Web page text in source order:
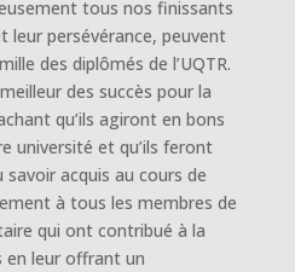
tous nos finissants
leur persévérance, peuvent
des diplômés de l’UQTR.
des succès pour la
qu’ils agiront en bons
université et qu’ils feront
acquis au cours de
à tous les membres de
qui ont contribué à la
en leur offrant un